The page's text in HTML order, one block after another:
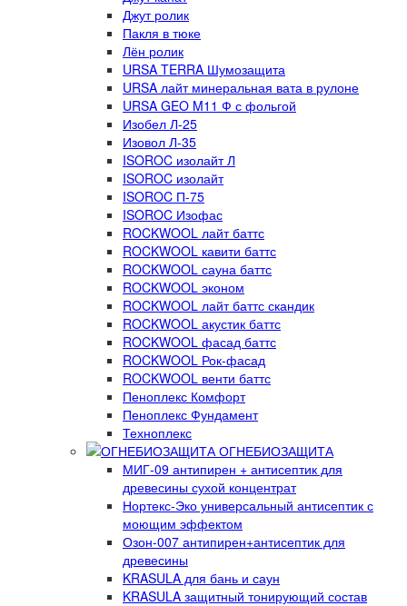
Джут ролик
Пакля в тюке
Лён ролик
URSA TERRA Шумозащита
URSA лайт минеральная вата в рулоне
URSA GEO M11 Ф с фольгой
Изобел Л-25
Изовол Л-35
ISOROC изолайт Л
ISOROC изолайт
ISOROC П-75
ISOROC Изофас
ROCKWOOL лайт баттс
ROCKWOOL кавити баттс
ROCKWOOL сауна баттс
ROCKWOOL эконом
ROCKWOOL лайт баттс скандик
ROCKWOOL акустик баттс
ROCKWOOL фасад баттс
ROCKWOOL Рок-фасад
ROCKWOOL венти баттс
Пеноплекс Комфорт
Пеноплекс Фундамент
Техноплекс
ОГНЕБИОЗАЩИТА
МИГ-09 антипирен + антисептик для
древесины сухой концентрат
Нортекс-Эко универсальный антисептик с
моющим эффектом
Озон-007 антипирен+антисептик для
древесины
KRASULA для бань и саун
KRASULA защитный тонирующий состав